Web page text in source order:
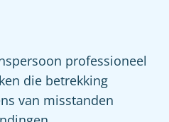
professioneel
die betrekking
van misstanden